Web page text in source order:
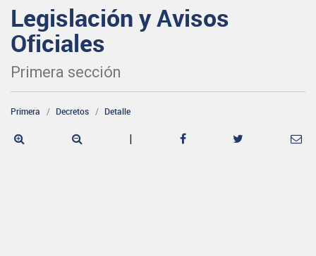
Legislación y Avisos
Oficiales
Primera sección
Primera Decretos Detalle
|